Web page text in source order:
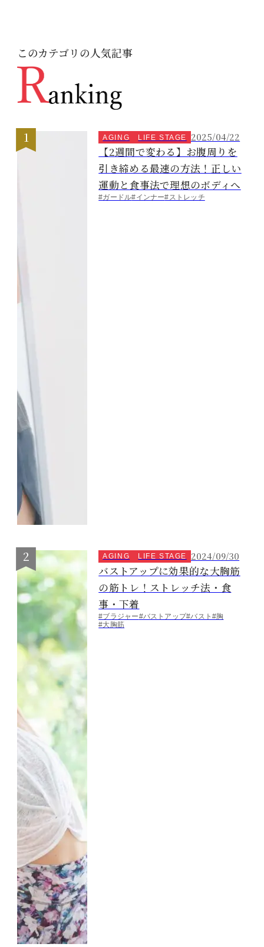
このカテゴリの人気記事
AGING LIFE STAGE 2025/04/22
【2週間で変わる】お腹周りを
引き締める最速の方法！正しい
運動と食事法で理想のボディへ
#ガードル#インナー#ストレッチ
AGING LIFE STAGE 2024/09/30
バストアップに効果的な大胸筋
の筋トレ！ストレッチ法・食
事・下着
#ブラジャー#バストアップ#バスト #胸
#大胸筋